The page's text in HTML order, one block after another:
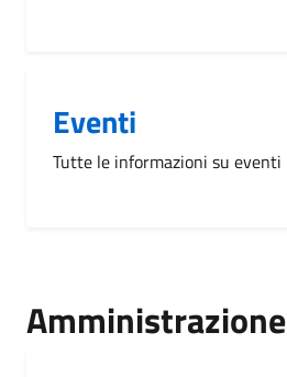
Eventi
Tutte le informazioni su eventi
Amministrazione